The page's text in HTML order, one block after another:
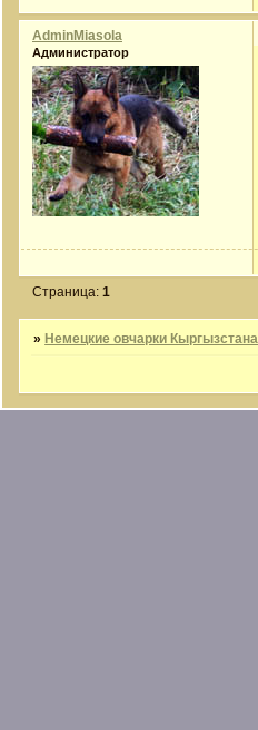
AdminMiasola
Администратор
Страница:1
» Немецкие овчарки Кыргызстана